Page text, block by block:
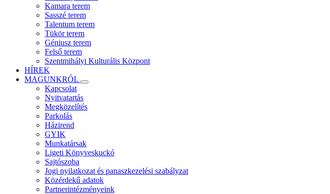
Kamara terem
Sasszé terem
Talentum terem
Tükör terem
Géniusz terem
Felső terem
Szentmihályi Kulturális Központ
HÍREK
MAGUNKRÓL
Kapcsolat
Nyitvatartás
Megközelítés
Parkolás
Házirend
GYIK
Munkatársak
Ligeti Könyveskuckó
Sajtószoba
Jogi nyilatkozat és panaszkezelési szabályzat
Közérdekű adatok
Partnerintézményeink